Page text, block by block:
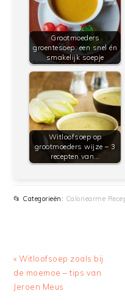
Grootmoeders
groentesoep: een snel én
smakelijk soepje
Witloofsoep op
grootmoeders wijze – 3
recepten van…
📂 Categorieën: Caloriearme
Previous
Post:
« Witloofsoep zoals bij
de moemoe – tips van
Jeroen Meus